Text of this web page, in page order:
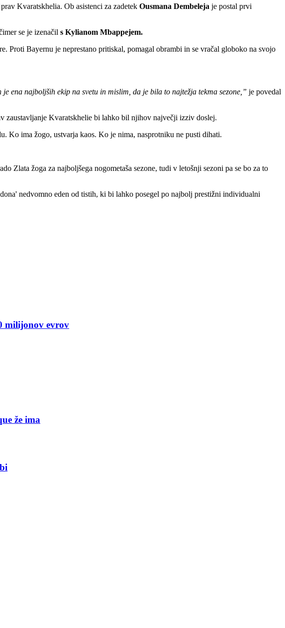
Kvaratskhelia. Ob asistenci za zadetek Ousmana Dembeleja je postal prvi
se je izenačil s Kylianom Mbappejem.
Proti Bayernu je neprestano pritiskal, pomagal obrambi in se vračal globoko na svojo
ena najboljših ekip na svetu in mislim, da je bila to najtežja tekma sezone,” je povedal
zaustavljanje Kvaratskhelie bi lahko bil njihov največji izziv doslej.
Ko ima žogo, ustvarja kaos. Ko je nima, nasprotniku ne pusti dihati.
Zlata žoga za najboljšega nogometaša sezone, tudi v letošnji sezoni pa se bo za to
nedvomno eden od tistih, ki bi lahko posegel po najbolj prestižni individualni
milijonov evrov
že ima